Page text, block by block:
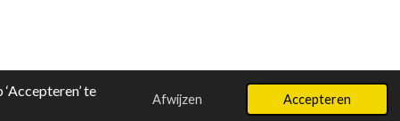
te
Afwijzen Accepteren